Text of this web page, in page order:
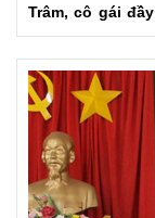
Trâm, cô gái
đã dành cho
khởi nghiệp và